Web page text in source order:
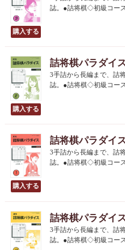
誌。●詰将棋◇初級コー
詰将棋パラダイ
3手詰から長編まで、詰
誌。●詰将棋◇初級コー
詰将棋パラダイ
3手詰から長編まで、詰
誌。●詰将棋◇初級コー
詰将棋パラダイ
3手詰から長編まで、詰
誌。●詰将棋◇初級コー